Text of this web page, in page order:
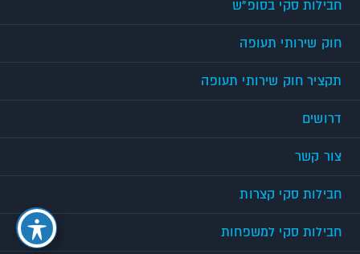
חבילות סקי בסופ"ש
חוק שירותי תעופה
תקציר חוק שירותי תעופה
דרושים
צור קשר
חבילות סקי קצרות
חבילות סקי למשפחות